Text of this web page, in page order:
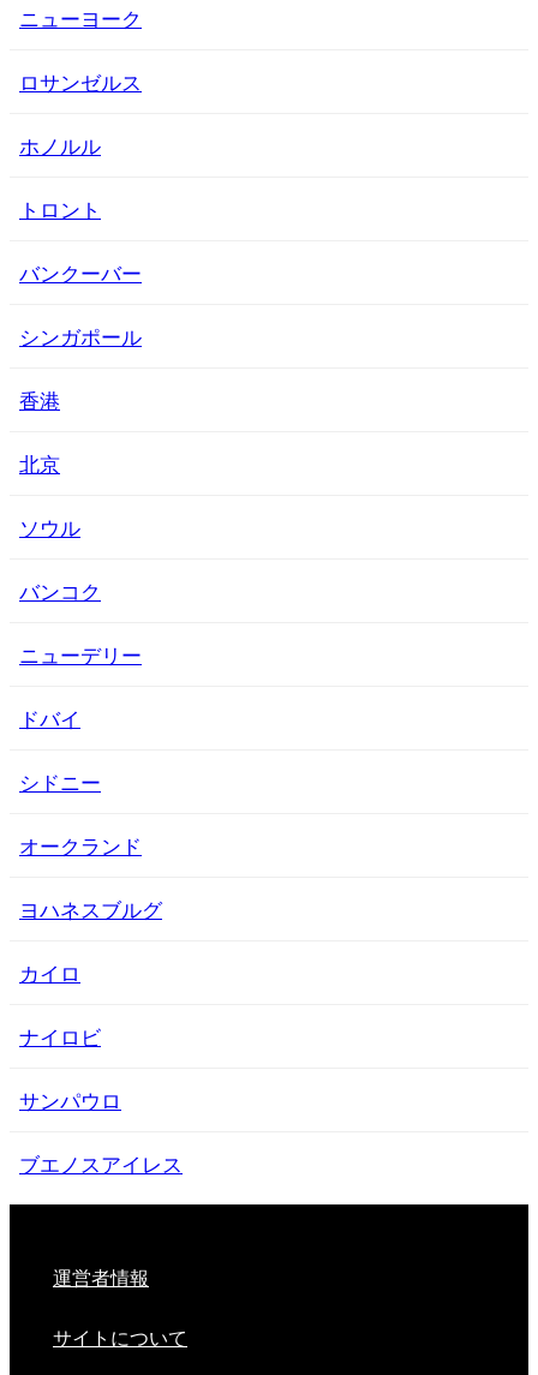
ニューヨーク
ロサンゼルス
ホノルル
トロント
バンクーバー
シンガポール
香港
北京
ソウル
バンコク
ニューデリー
ドバイ
シドニー
オークランド
ヨハネスブルグ
カイロ
ナイロビ
サンパウロ
ブエノスアイレス
運営者情報
サイトについて